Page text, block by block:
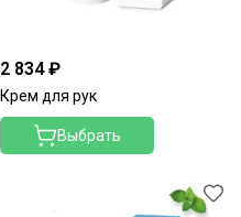
2 834 ₽
Крем для рук
Выбрать